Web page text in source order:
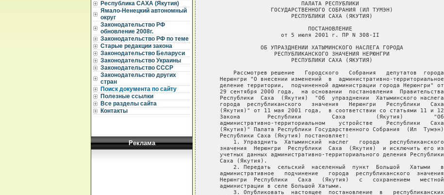
Республика САХА (Якутия)
Ямало-Ненецкий автономный
округ
Законодательство РФ
обновление 2008г.
Законодательство РФ по теме
Старые редакции закона
Законодательство Беларуси
Законодательство Украины
Законодательство СССР
Законодательство других
стран
Поиск документа по сайту
Полезные ссылки
Все разделы сайта
Контакты
Реклама
                           ПАЛАТА РЕСПУБЛИКИ
                  ГОСУДАРСТВЕННОГО СОБРАНИЯ (ИЛ ТУМЭН)
                        РЕСПУБЛИКИ САХА (ЯКУТИЯ)
                             ПОСТАНОВЛЕНИЕ
                     от 5 июля 2001 г. ПР N 308-II
               ОБ УПРАЗДНЕНИИ ХАТЫМИНСКОГО НАСЛЕГА ГОРОДА
                   РЕСПУБЛИКАНСКОГО ЗНАЧЕНИЯ НЕРЮНГРИ
                        РЕСПУБЛИКИ САХА (ЯКУТИЯ)
       Рассмотрев решение   Городского   Собрания   депутатов  города
   Нерюнгри "О внесении изменений  в  административно-территориальное
   деление территории,  подчиненной администрации города Нерюнгри" от
   29 сентября 2000 года,  на основании  постановления  Правительства
   Республики  Саха  (Якутия)  "Об  упразднении  Хатыминского наслега
   города  республиканского   значения   Нерюнгри   Республики   Саха
   (Якутия)" от 11 мая 2001 года,  в соответствии со статьями 11 и 12
   Закона        Республики         Саха         (Якутия)         "Об
   административно-территориальном    устройстве    Республики   Саха
   (Якутия)" Палата Республики Государственного Собрания  (Ил  Тумэн)
   Республики Саха (Якутия) постановляет:
       1. Упразднить  Хатыминский  наслег   города   республиканского
   значения  Нерюнгри  Республики  Саха  (Якутия)  и исключить его из
   учетных данных административно-территориального деления Республики
   Саха (Якутия).
       2. Передать  сельский  населенный  пункт  Большой   Хатыми   в
   административное   подчинение   города  республиканского  значения
   Нерюнгри  Республики   Саха   (Якутия)   с   сохранением   местной
   администрации в селе Большой Хатыми.
       3. Опубликовать  настоящее  постановление  в   республиканских